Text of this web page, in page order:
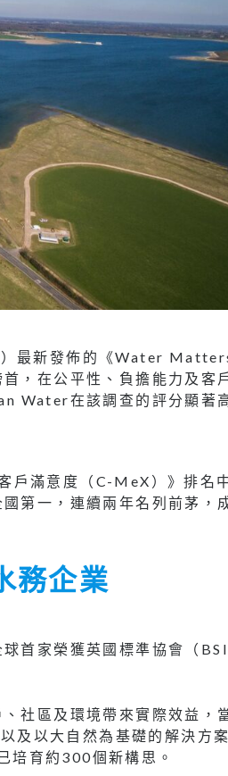
最新發佈的《Water
，在公平性、負擔能力及客
Water在該調查的評分顯著
滿意度（C-MeX）》排名
第一，連續兩年名列前茅，
務企業
首家榮獲英國標準協會（BSI
社區及環境帶來實際效益，
及以大自然為基礎的解決方案
育約300個新構思。